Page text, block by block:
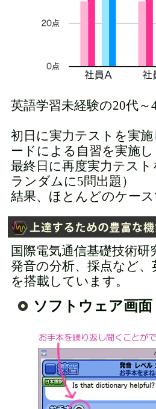
英語学習未経験の20代
初日に実力テストを実
ードによる自習を実施し
最終日に再度実力テス
ランダムに5問出題）
結果、ほとんどのケー
国際電気通信基礎技術
発音の分析、採点など
を搭載しています。
ソフトウェア画面